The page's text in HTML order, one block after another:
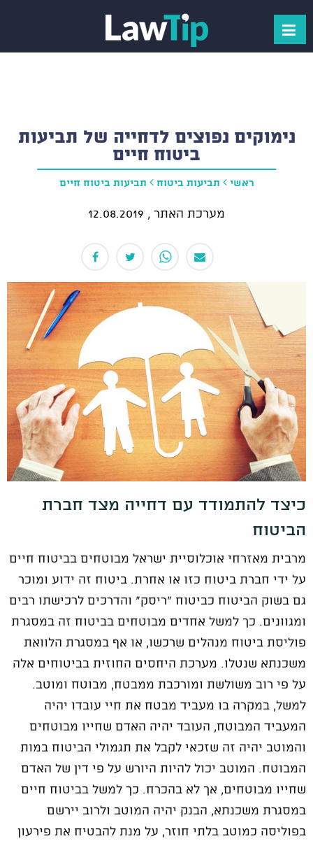
נימוקים נפוצים לדחייה של תביעות
ביטוח חיים
ראשי תביעות ביטוח תביעות ביטוח חיים
מערכת האתר , 12.08.2019
כיצד להתמודד עם דחייה מצד חברת
הביטוח
מרבית מאזרחי אוכלוסיית ישראל מבוטחים בביטוח חיים
על ידי חברת ביטוח כזו או אחרת. ביטוח זה ידוע ומוכר
גם בשוק הביטוח כביטוח "ריסק" והדרכים לרכישתו רבים
ומגוונים. כך למשל אחדים מבוטחים בביטוח זה במסגרת
פוליסת ביטוח מנהלים שרכשו, או אף במסגרת הלוואת
משכנתא שנטלו. מערכת היחסים החוזית בביטוחים אלה
על פי רוב משולשת ומורכבת ממבטח, מבוטח ומוטב.
למשל, במקרה בו מעביד מבטח את חיי עובדו יהיה
המעביד המבוטח, העובד יהיה האדם שחייו מבוטחים
והמוטב יהיה זה שזכאי לקבל את תגמולי הביטוח במות
המבוטח. המוטב יכול להיות היורש על פי דין של האדם
שחייו מבוטחים, אך לא בהכרח. כך למשל בביטוח חיים
במסגרת משכנתא, הבנק יהיה המוטב ולרוב יירשם
בפוליסה כמוטב בלתי חוזר, על מנת להבטיח את פירעון